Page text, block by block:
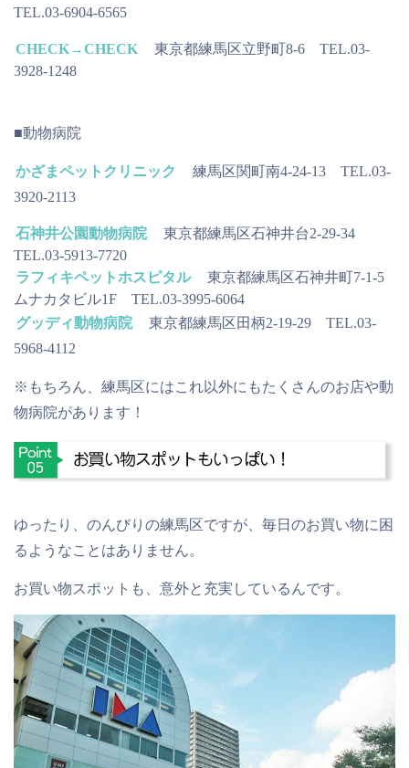
TEL.03-6904-6565
CHECK→CHECK
東京都練馬区立野町8-6 TEL.03-
3928-1248
■動物病院
かざまペットクリニック
練馬区関町南4-24-13 TEL.03-
3920-2113
石神井公園動物病院
東京都練馬区石神井台2-29-34
TEL.03-5913-7720
ラフィキペットホスピタル
東京都練馬区石神井町7-1-5
ムナカタビル1F TEL.03-3995-6064
グッディ動物病院
東京都練馬区田柄2-19-29 TEL.03-
5968-4112
※もちろん、練馬区にはこれ以外にもたくさんのお店や動
物病院があります！
ゆったり、のんびりの練馬区ですが、毎日のお買い物に困
るようなことはありません。
お買い物スポットも、意外と充実しているんです。